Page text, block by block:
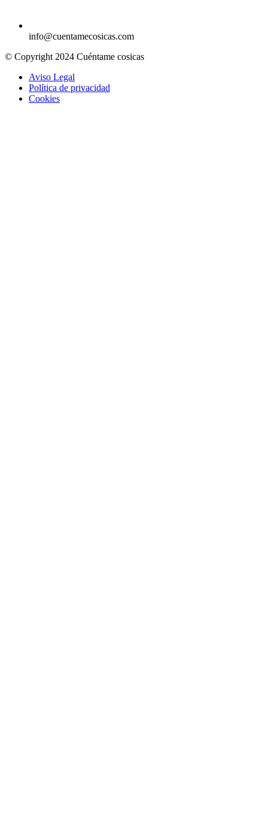
info@cuentamecosicas.com
© Copyright 2024 Cuéntame cosicas
Aviso Legal
Política de privacidad
Cookies